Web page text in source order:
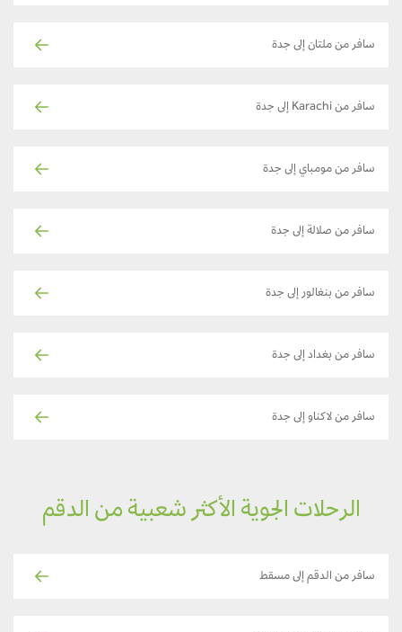
سافر من ملتان إلى جدة
سافر من Karachi إلى جدة
سافر من مومباي إلى جدة
سافر من صلالة إلى جدة
سافر من بنغالور إلى جدة
سافر من بغداد إلى جدة
سافر من لاكناو إلى جدة
الرحلات الجوية الأكثر شعبية من الدقم
سافر من الدقم إلى مسقط